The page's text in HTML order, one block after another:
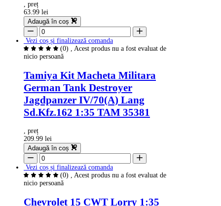
, preț
63.99 lei
Adaugă în coș
Vezi coș și finalizează comanda
(0) , Acest produs nu a fost evaluat de
nicio persoană
Tamiya Kit Macheta Militara
German Tank Destroyer
Jagdpanzer IV/70(A) Lang
Sd.Kfz.162 1:35 TAM 35381
, preț
209.99 lei
Adaugă în coș
Vezi coș și finalizează comanda
(0) , Acest produs nu a fost evaluat de
nicio persoană
Chevrolet 15 CWT Lorry 1:35